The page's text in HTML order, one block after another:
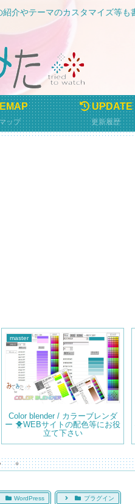
介やテーマのカスタマイズ等も
ップ
UPDATE
更新履歴
master
Color blender / カラーブレンダ
ー 🐥WEBサイトの配色等にお役
立て下さい
WordPress プラグイン